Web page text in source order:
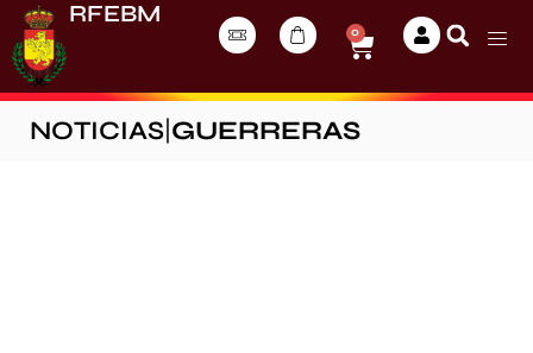
RFEBM
0
NOTICIAS GUERRERAS